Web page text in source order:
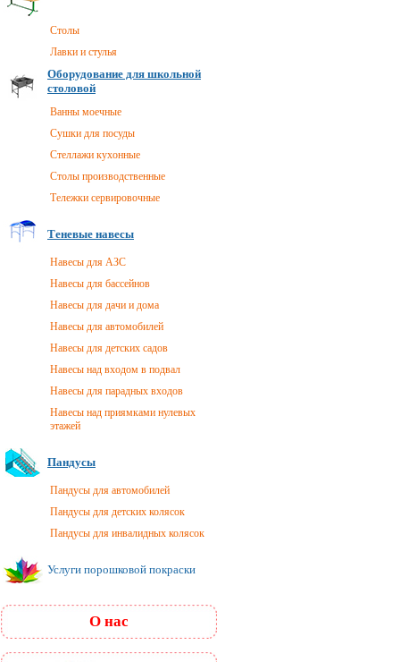
Столы
Лавки и стулья
Оборудование для школьной
столовой
Ванны моечные
Сушки для посуды
Стеллажи кухонные
Столы производственные
Тележки сервировочные
Теневые навесы
Навесы для АЗС
Навесы для бассейнов
Навесы для дачи и дома
Навесы для автомобилей
Навесы для детских садов
Навесы над входом в подвал
Навесы для парадных входов
Навесы над приямками нулевых
этажей
Пандусы
Пандусы для автомобилей
Пандусы для детских колясок
Пандусы для инвалидных колясок
Услуги порошковой покраски
О нас